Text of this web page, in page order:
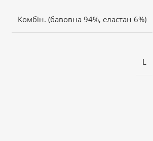
Комбін. (бавовна 94%, еластан 6%)
L